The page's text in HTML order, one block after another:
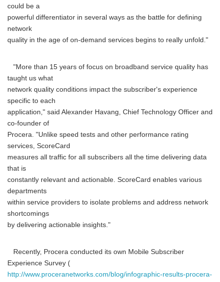
could be a
powerful differentiator in several ways as the battle for defining
network
quality in the age of on-demand services begins to really unfold."
"More than 15 years of focus on broadband service quality has
taught us what
network quality conditions impact the subscriber's experience
specific to each
application," said Alexander Havang, Chief Technology Officer and
co-founder of
Procera. "Unlike speed tests and other performance rating
services, ScoreCard
measures all traffic for all subscribers all the time delivering data
that is
constantly relevant and actionable. ScoreCard enables various
departments
within service providers to isolate problems and address network
shortcomings
by delivering actionable insights."
Recently, Procera conducted its own Mobile Subscriber
Experience Survey (
http://www.proceranetworks.com/blog/infographic-results-procera-